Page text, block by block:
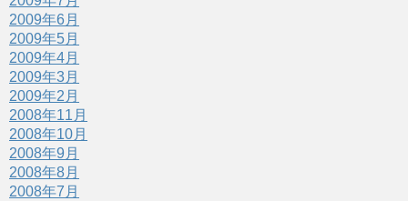
2009年6月
2009年5月
2009年4月
2009年3月
2009年2月
2008年11月
2008年10月
2008年9月
2008年8月
2008年7月